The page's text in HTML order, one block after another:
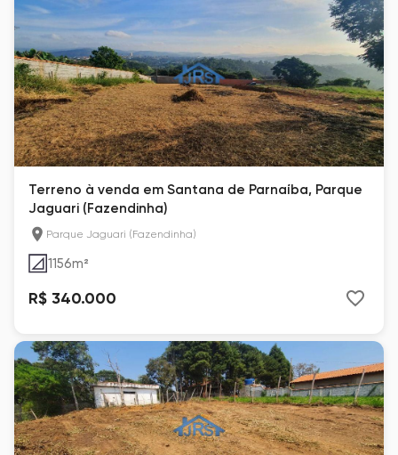
Terreno à venda em Santana de Parnaíba, Parque
Jaguari (Fazendinha)
Parque Jaguari (Fazendinha)
1156m²
R$ 340.000